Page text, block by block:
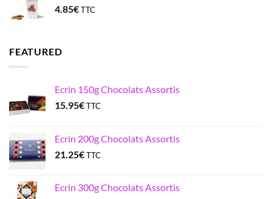
4.85€TTC
FEATURED
Ecrin 150g Chocolats Assortis
15.95€TTC
Ecrin 200g Chocolats Assortis
21.25€TTC
Ecrin 300g Chocolats Assortis